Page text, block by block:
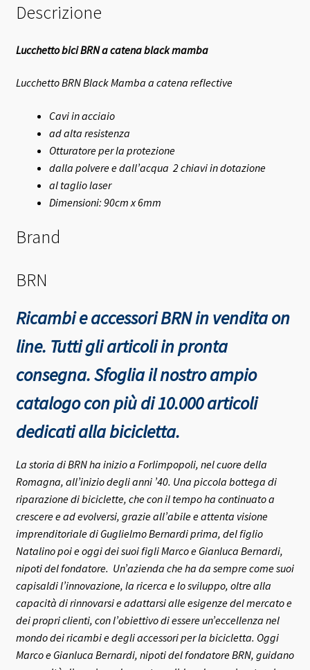
Descrizione
Lucchetto bici BRN a catena black mamba
Lucchetto BRN Black Mamba a catena reflective
Cavi in acciaio
ad alta resistenza
Otturatore per la protezione
dalla polvere e dall’acqua 2 chiavi in dotazione
al taglio laser
Dimensioni: 90cm x 6mm
Brand
BRN
Ricambi e accessori BRN in vendita on
line. Tutti gli articoli in pronta
consegna.Sfoglia il nostro ampio
catalogo con più di 10.000 articoli
dedicati alla bicicletta.
La storia di BRN ha inizio a Forlimpopoli, nel cuore della
Romagna, all’inizio degli anni ’40. Una piccola bottega di
riparazione di biciclette, che con il tempo ha continuato a
crescere e ad evolversi, grazie all’abile e attenta visione
imprenditoriale di Guglielmo Bernardi prima, del figlio
Natalino poi e oggi dei suoi figli Marco e Gianluca Bernardi,
nipoti del fondatore. Un’azienda che ha da sempre come suoi
capisaldi l’innovazione, la ricerca e lo sviluppo, oltre alla
capacità di rinnovarsi e adattarsi alle esigenze del mercato e
dei propri clienti, con l’obiettivo di essere un’eccellenza nel
mondo dei ricambi e degli accessori per la bicicletta. Oggi
Marco e Gianluca Bernardi, nipoti del fondatore BRN, guidano